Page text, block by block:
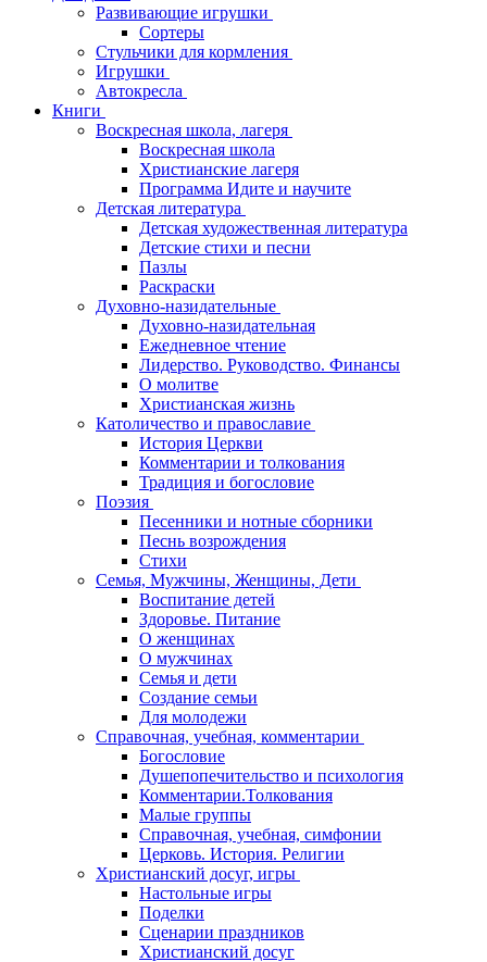
Развивающие игрушки
Сортеры
Стульчики для кормления
Игрушки
Автокресла
Книги
Воскресная школа, лагеря
Воскресная школа
Христианские лагеря
Программа Идите и научите
Детская литература
Детская художественная литература
Детские стихи и песни
Пазлы
Раскраски
Духовно-назидательные
Духовно-назидательная
Ежедневное чтение
Лидерство. Руководство. Финансы
О молитве
Христианская жизнь
Католичество и православие
История Церкви
Комментарии и толкования
Традиция и богословие
Поэзия
Песенники и нотные сборники
Песнь возрождения
Стихи
Семья, Мужчины, Женщины, Дети
Воспитание детей
Здоровье. Питание
О женщинах
О мужчинах
Семья и дети
Создание семьи
Для молодежи
Справочная, учебная, комментарии
Богословие
Душепопечительство и психология
Комментарии.Толкования
Малые группы
Справочная, учебная, симфонии
Церковь. История. Религии
Христианский досуг, игры
Настольные игры
Поделки
Сценарии праздников
Христианский досуг